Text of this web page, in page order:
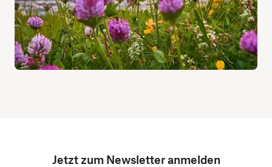
Jetzt zum Newsletter anmelden